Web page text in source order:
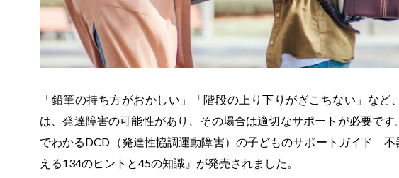
「鉛筆の持ち方がおかしい」「階段の上り下りがぎこちない」な
は、発達障害の可能性があり、その場合は適切なサポートが必要で
でわかるDCD（発達性協調運動障害）の子どものサポートガイド
える134のヒントと45の知識』が発売されました。